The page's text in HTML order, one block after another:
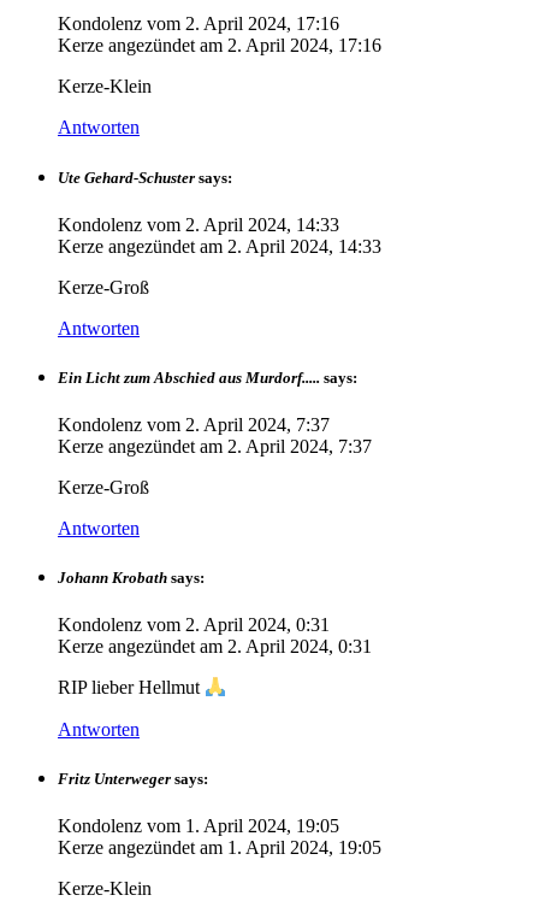
Kondolenz vom 2. April 2024, 17:16
Kerze angezündet am 2. April 2024, 17:16
Kerze-Klein
Antworten
Ute Gehard-Schuster says:
Kondolenz vom 2. April 2024, 14:33
Kerze angezündet am 2. April 2024, 14:33
Kerze-Groß
Antworten
Ein Licht zum Abschied aus Murdorf..... says:
Kondolenz vom 2. April 2024, 7:37
Kerze angezündet am 2. April 2024, 7:37
Kerze-Groß
Antworten
Johann Krobath says:
Kondolenz vom 2. April 2024, 0:31
Kerze angezündet am 2. April 2024, 0:31
RIP lieber Hellmut
Antworten
Fritz Unterweger says:
Kondolenz vom 1. April 2024, 19:05
Kerze angezündet am 1. April 2024, 19:05
Kerze-Klein